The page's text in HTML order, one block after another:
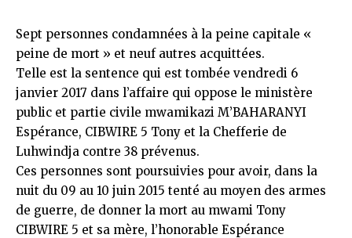
Sept personnes condamnées à la peine capitale «
peine de mort » et neuf autres acquittées.
Telle est la sentence qui est tombée vendredi 6
janvier 2017 dans l’affaire qui oppose le ministère
public et partie civile mwamikazi M’BAHARANYI
Espérance, CIBWIRE 5 Tony et la Chefferie de
Luhwindja contre 38 prévenus.
Ces personnes sont poursuivies pour avoir, dans la
nuit du 09 au 10 juin 2015 tenté au moyen des armes
de guerre, de donner la mort au mwami Tony
CIBWIRE 5 et sa mère, l’honorable Espérance